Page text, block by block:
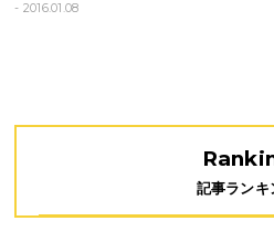
- 2016.01.08
記事ランキ